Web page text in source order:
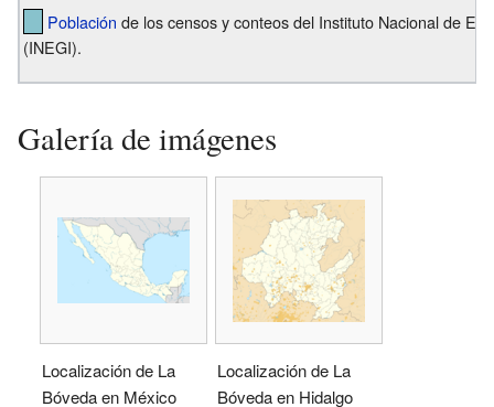
Población de los censos y conteos del Instituto Nacional de
(INEGI).
Galería de imágenes
Localización de La
Bóveda en México
Localización de La
Bóveda en Hidalgo